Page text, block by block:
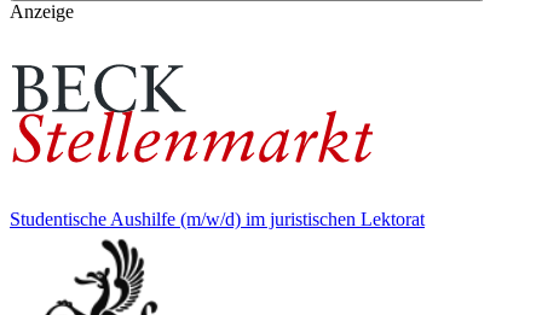
Anzeige
Studentische Aushilfe (m/w/d) im juristischen Lektorat